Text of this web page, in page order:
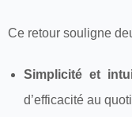
Ce retour souligne
Simplicité et
d’efficacité au